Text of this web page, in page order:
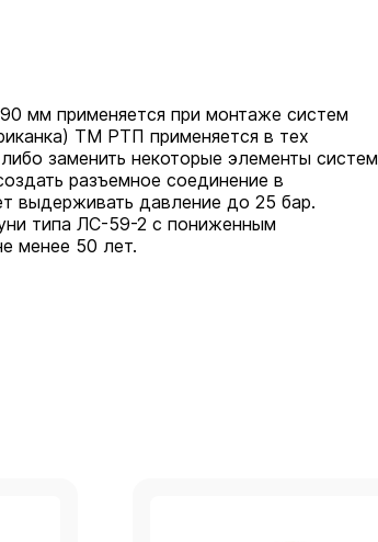
мм применяется при монтаже систем
ТМ РТП применяется в тех
заменить некоторые элементы систем
разъемное соединение в
выдерживать давление до 25 бар.
типа ЛС-59-2 с пониженным
менее 50 лет.